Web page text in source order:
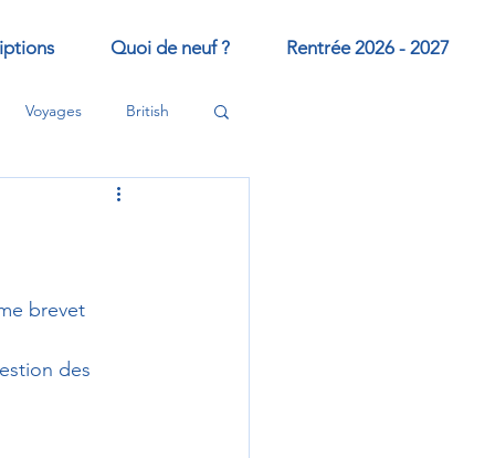
Quoi de neuf ? Rentrée 2026 - 2027
Voyages British
brevet
des